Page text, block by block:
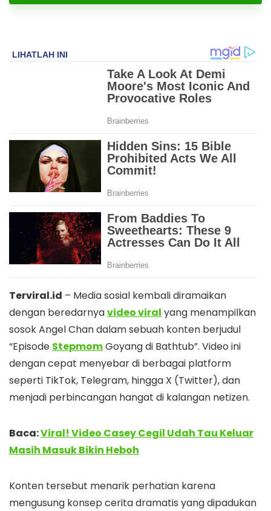
Terviral.id – Media sosial kembali diramaikan
dengan beredarnyavideo viral yang menampilkan
sosok Angel Chan dalam sebuah konten berjudul
“Episode StepmomGoyang di Bathtub”. Video ini
dengan cepat menyebar di berbagai platform
seperti TikTok, Telegram, hingga X (Twitter), dan
menjadi perbincangan hangat di kalangan netizen.
Baca:Viral! Video Casey Cegil Udah Tau Keluar
Masih Masuk Bikin Heboh
Konten tersebut menarik perhatian karena
mengusung konsep cerita dramatis yang dipadukan